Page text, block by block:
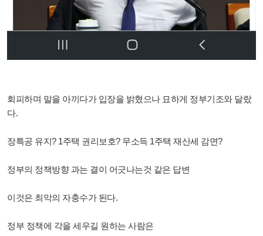
회피하며 말을 아끼다가 입장을 밝혔으나 묘하게 정부기조와 달랐
다.
장특공 유지? 1주택 권리보호? 무소득 1주택 재산세 감면?
정부의 정책방향 과는 결이 어긋나는것 같은 답변
이것은 최악의 자충수가 된다.
정부 정책에 각을 세우길 원하는 사람은